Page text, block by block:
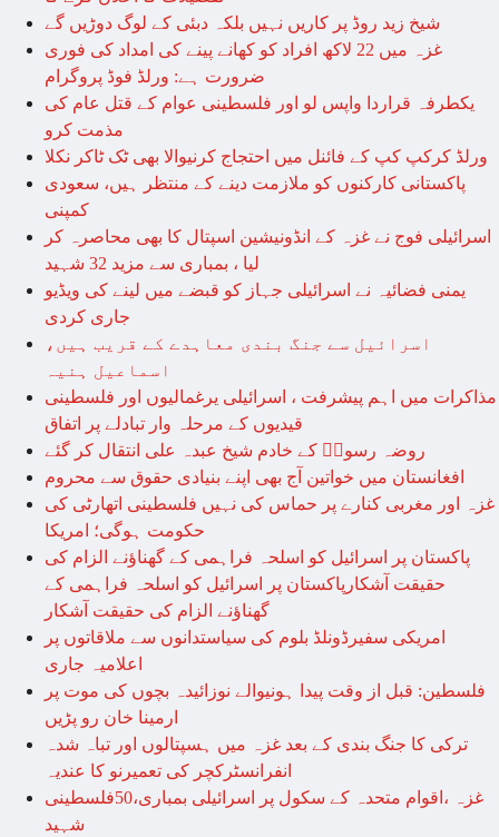
شیخ زید روڈ پر کاریں نہیں بلکہ دبئی کے لوگ دوڑیں گے
غزہ میں 22 لاکھ افراد کو کھانے پینے کی امداد کی فوری
ضرورت ہے: ورلڈ فوڈ پروگرام
یکطرفہ قراردا واپس لو اور فلسطینی عوام کے قتل عام کی
مذمت کرو
ورلڈ کرکپ کپ کے فائنل میں احتجاج کرنیوالا بھی ٹک ٹاکر نکلا
پاکستانی کارکنوں کو ملازمت دینے کے منتظر ہیں، سعودی
کمپنی
اسرائیلی فوج نے غزہ کے انڈونیشین اسپتال کا بھی محاصرہ کر
لیا ، بمباری سے مزید 32 شہید
یمنی فضائیہ نے اسرائیلی جہاز کو قبضے میں لینے کی ویڈیو
جاری کردی
اسرائیل سے جنگ بندی معاہدے کے قریب ہیں،
اسماعیل ہنیہ
مذاکرات میں اہم پیشرفت ، اسرائیلی یرغمالیوں اور فلسطینی
قیدیوں کے مرحلہ وار تبادلے پر اتفاق
روضہ رسولؐ کے خادم شیخ عبدہ علی انتقال کر گئے
افغانستان میں خواتین آج بھی اپنے بنیادی حقوق سے محروم
غزہ اور مغربی کنارے پر حماس کی نہیں فلسطینی اتھارٹی کی
حکومت ہوگی؛ امریکا
پاکستان پر اسرائیل کو اسلحہ فراہمی کے گھناؤنے الزام کی
حقیقت آشکارپاکستان پر اسرائیل کو اسلحہ فراہمی کے
گھناؤنے الزام کی حقیقت آشکار
امریکی سفیرڈونلڈ بلوم کی سیاستدانوں سے ملاقاتوں پر
اعلامیہ جاری
فلسطین: قبل از وقت پیدا ہونیوالے نوزائیدہ بچوں کی موت پر
ارمینا خان رو پڑیں
ترکی کا جنگ بندی کے بعد غزہ میں ہسپتالوں اور تباہ شدہ
انفرانسٹرکچر کی تعمیرنو کا عندیہ
غزہ ،اقوام متحدہ کے سکول پر اسرائیلی بمباری،50فلسطینی
شہید